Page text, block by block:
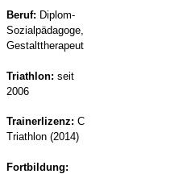
Beruf: Diplom-
Sozialpädagoge,
Gestalttherapeut
Triathlon: seit
2006
Trainerlizenz: C
Triathlon (2014)
Fortbildung: